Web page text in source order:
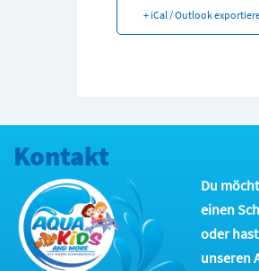
+ iCal / Outlook
Kontakt
Du
einen
oder
unseren